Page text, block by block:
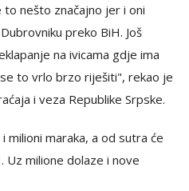
to nešto značajno jer i oni
preko BiH. Još
na ivicama gdje ima
to vrlo brzo riješiti", rekao je
i veza Republike Srpske.
milioni maraka, a od sutra će
Uz milione dolaze i nove